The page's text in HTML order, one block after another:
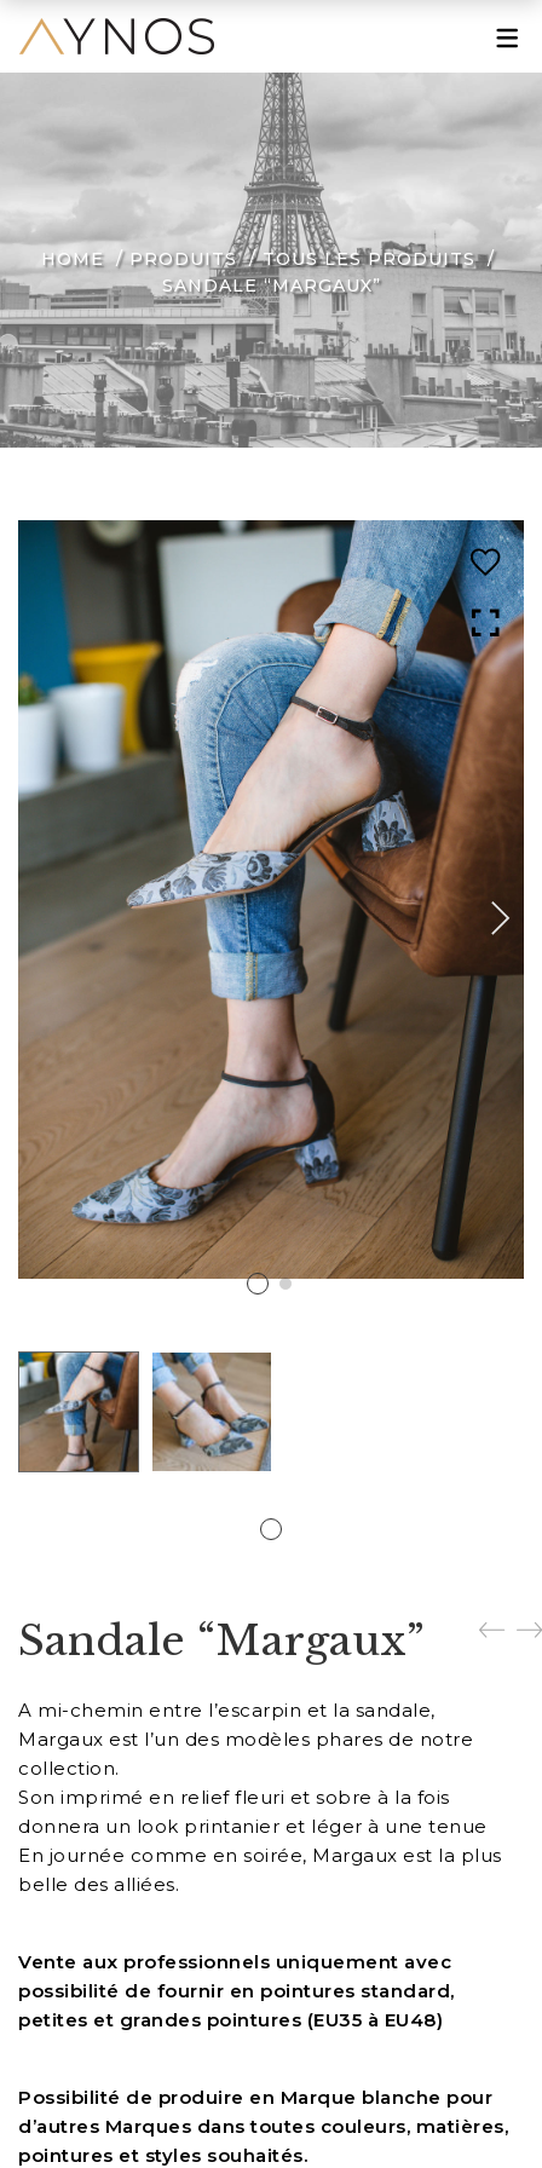
Le Mot de la Fondatrice
Une Marque Engagée
HOME PRODUITS
TOUS LES PRODUITS
SANDALE “MARGAUX”
Sandale “Margaux”
A mi-chemin entre l’escarpin et la sandale,
Margaux est l’un des modèles phares de notre
collection.
Son imprimé en relief fleuri et sobre à la fois
donnera un look printanier et léger à une tenue
En journée comme en soirée, Margaux est la plus
belle des alliées.
Vente aux professionnels uniquement avec
possibilité de fournir en pointures standard,
petites et grandes pointures (EU35 à EU48)
Possibilité de produire en Marque blanche pour
d’autres Marques dans toutes couleurs, matières,
pointures et styles souhaités.